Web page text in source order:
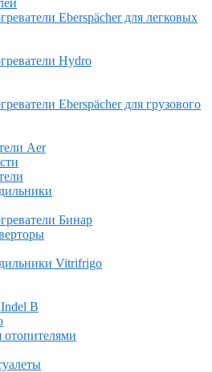
Eberspächer для легковых
Hydro
Eberspächer для грузового
Аer
Бинар
Vitrifrigo
B